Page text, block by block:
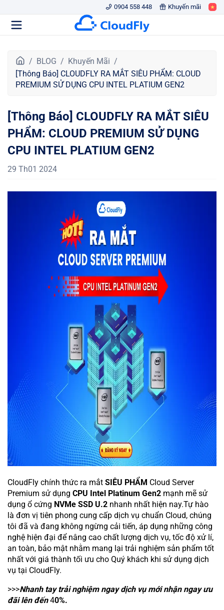
0904 558 448 Khuyến mãi
r
a
c
h
ủ
BLOG
Khuyến Mãi
[Thông Báo] CLOUDFLY RA MẮT SIÊU PHẨM: CLOUD
PREMIUM SỬ DỤNG CPU INTEL PLATIUM GEN2
[Thông Báo] CLOUDFLY RA MẮT SIÊU
PHẨM: CLOUD PREMIUM SỬ DỤNG
CPU INTEL PLATIUM GEN2
29 Th01 2024
CloudFly chính thức ra mắt SIÊU PHẨM Cloud Server
Premium sử dụng CPU Intel Platinum Gen2 mạnh mẽ sử
dụng ổ cứng NVMe SSD U.2 nhanh nhất hiện nay.Tự hào
là đơn vị tiên phong cung cấp dịch vụ chuẩn Cloud, chúng
tôi đã và đang không ngừng cải tiến, áp dụng những công
nghệ hiện đại để nâng cao chất lượng dịch vụ, tốc độ xử lí,
an toàn, bảo mật nhằm mang lại trải nghiệm sản phẩm tốt
nhất với giá thành tối ưu cho Quý khách khi sử dụng dịch
vụ tại CloudFly.
>>>Nhanh tay trải nghiệm ngay dịch vụ mới nhận ngay ưu
đãi lên đến40%.